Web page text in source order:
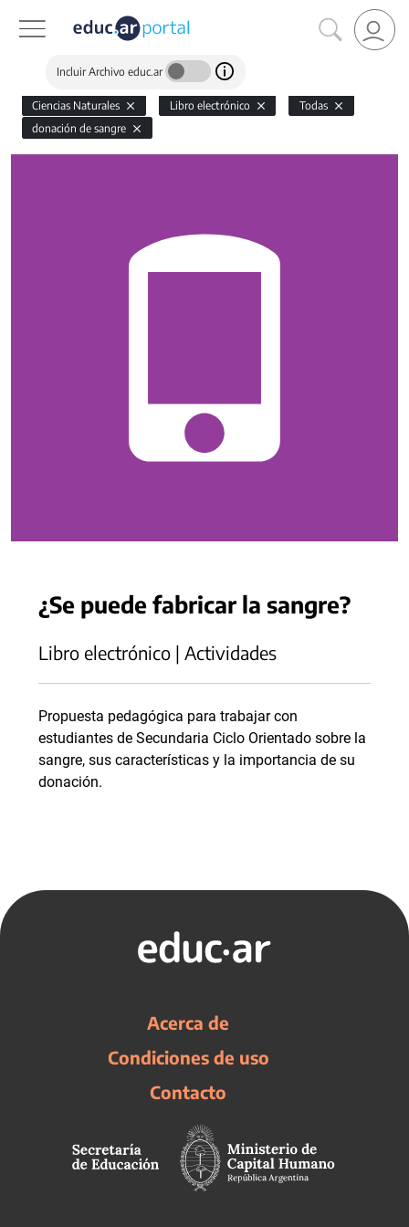
Incluir Archivo educ.ar
Ciencias Naturales Libro electrónico
Todas
donación de sangre
¿Se puede fabricar la sangre?
Libro electrónico | Actividades
Propuesta pedagógica para trabajar con
estudiantes de Secundaria Ciclo Orientado sobre la
sangre, sus características y la importancia de su
donación.
Acerca de
Condiciones de uso
Contacto